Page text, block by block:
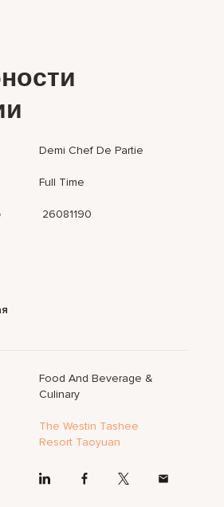
Demi Chef De Partie
Full Time
26081190
Food And Beverage &
Culinary
The Westin Tashee
Resort Taoyuan